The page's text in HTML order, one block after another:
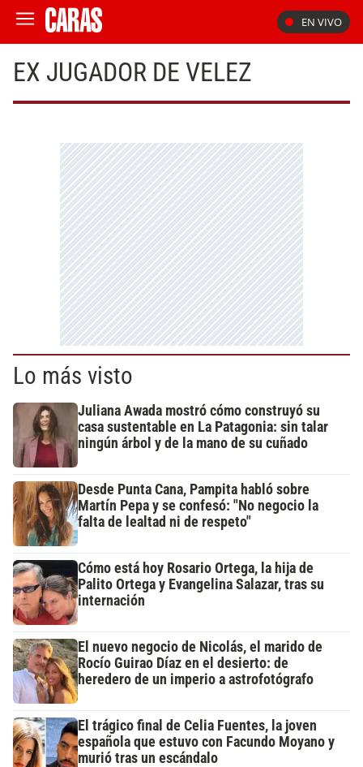
EN VIVO
EX JUGADOR DE VELEZ
Lo más visto
Juliana Awada mostró cómo construyó su
casa sustentable en La Patagonia: sin talar
ningún árbol y de la mano de su cuñado
Desde Punta Cana, Pampita habló sobre
Martín Pepa y se confesó: "No negocio la
falta de lealtad ni de respeto"
Cómo está hoy Rosario Ortega, la hija de
Palito Ortega y Evangelina Salazar, tras su
internación
El nuevo negocio de Nicolás, el marido de
Rocío Guirao Díaz en el desierto: de
heredero de un imperio a astrofotógrafo
El trágico final de Celia Fuentes, la joven
española que estuvo con Facundo Moyano y
murió tras un escándalo